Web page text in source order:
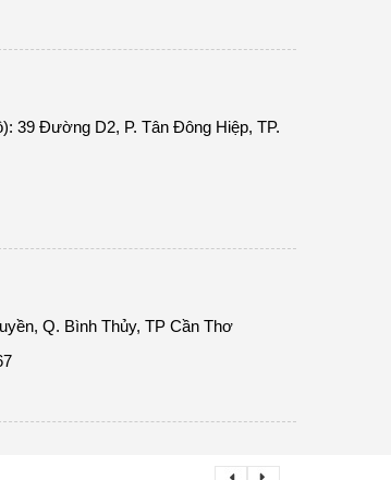
39 Đường D2, P. Tân Đông Hiệp, TP.
Q. Bình Thủy, TP Cần Thơ